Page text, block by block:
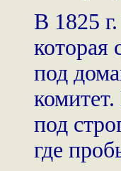
В 1825
которая
под
под
где